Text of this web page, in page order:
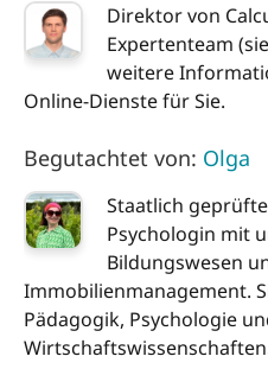
Direktor von
Expertenteam
weitere
Online-Dienste für Sie.
Begutachtet von: Olga
Staatlich
Psychologin mit
Bildungswesen
Immobilienmanagement.
Pädagogik, Psychologie